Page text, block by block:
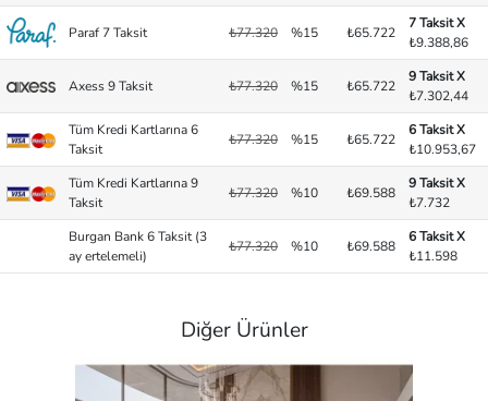
Paraf 7 Taksit ₺77.320 %15 ₺65.722
7 Taksit X
₺9.388,86
Axess 9 Taksit ₺77.320 %15 ₺65.722
9 Taksit X
₺7.302,44
Tüm Kredi Kartlarına 6
Taksit
₺77.320 %15 ₺65.722
6 Taksit X
₺10.953,67
Tüm Kredi Kartlarına 9
Taksit
₺77.320 %10 ₺69.588
9 Taksit X
₺7.732
Burgan Bank 6 Taksit (3
ay ertelemeli)
₺77.320 %10 ₺69.588
6 Taksit X
₺11.598
Diğer Ürünler